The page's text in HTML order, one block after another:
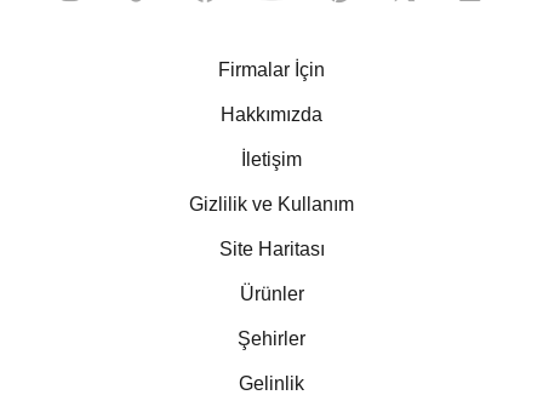
Firmalar İçin
Hakkımızda
İletişim
Gizlilik ve Kullanım
Site Haritası
Ürünler
Şehirler
Gelinlik